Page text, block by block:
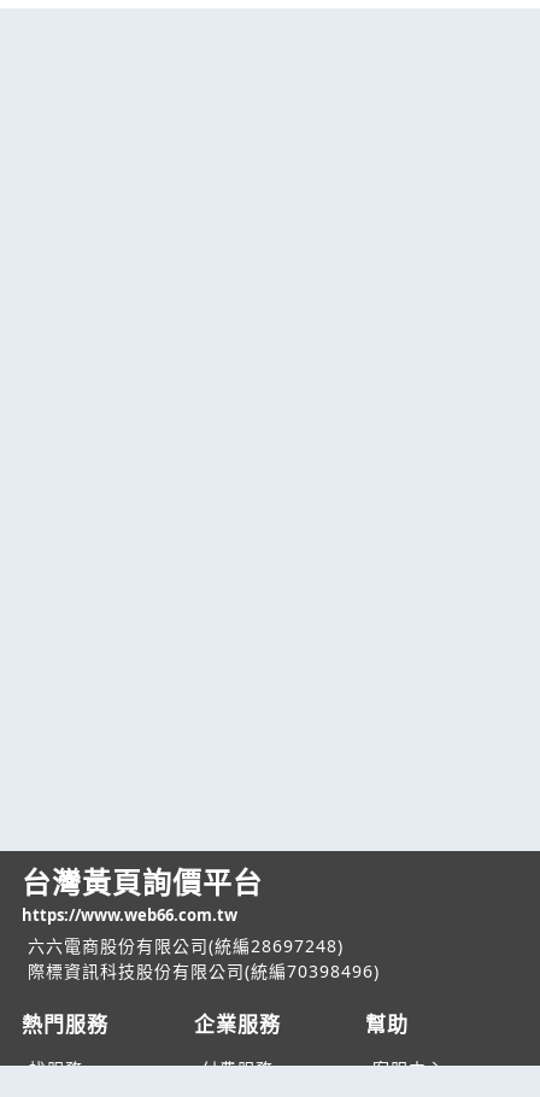
台灣黃頁詢價平台
https://www.web66.com.tw
六六電商股份有限公司(統編28697248)
際標資訊科技股份有限公司(統編70398496)
熱門服務
找服務
企業服務
付費服務
幫助
客服中心